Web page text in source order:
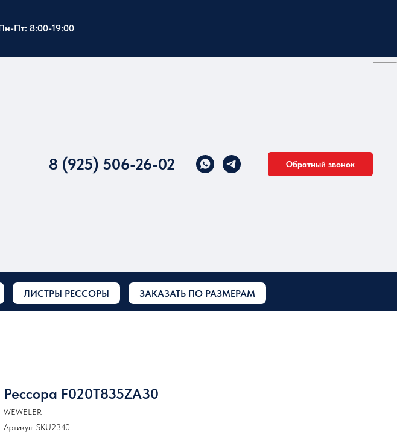
Пт: 8:00-19:00
8 (925) 506-26-02 Обратный звонок
ЛИСТРЫ РЕССОРЫ ЗАКАЗАТЬ ПО РАЗМЕРАМ
Рессора F020T835ZA30
WEWELER
Артикул: SKU2340